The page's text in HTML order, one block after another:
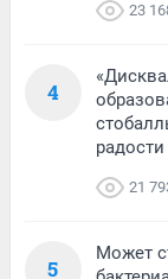
23
4
радости
21
5
Может